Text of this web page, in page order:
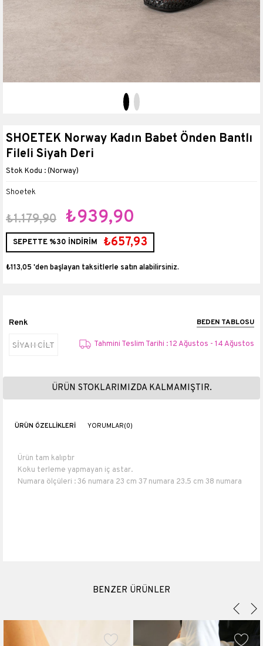
SHOETEK Norway Kadın Babet Önden Bantlı
Fileli Siyah Deri
(Norway)
Shoetek
₺1.179,90 ₺939,90
SEPETTE %30 İNDİRİM ₺657,93
₺113,05'den başlayan taksitlerle
Renk BEDEN TABLOSU
SİYAH CİLT Tahmini Teslim Tarihi : 12 Ağustos - 14 Ağustos
ÜRÜN STOKLARIMIZDA KALMAMIŞTIR.
ÜRÜN ÖZELLIKLERI YORUMLAR(0)
Ürün tam kalıptır
Koku terleme yapmayan iç astar.
Numara ölçüleri : 36 numara 23 cm 37 numara 23.5 cm 38 numara
BENZER ÜRÜNLER